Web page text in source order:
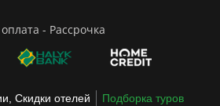
оплата - Рассрочка
Скидки отелей
Подборка туров